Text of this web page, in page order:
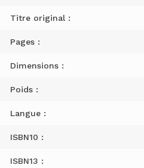
Titre original :
Pages :
Dimensions :
Poids :
Langue :
ISBN10 :
ISBN13 :